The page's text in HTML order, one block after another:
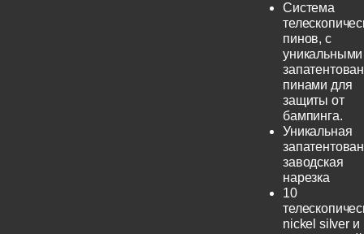
Система
пинов, с
уникальными
пинами для
защиты от
бампинга.
Уникальная
заводская
нарезка
10
nickel silver и